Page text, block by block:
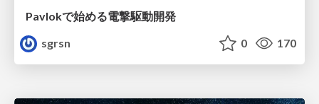
Pavlokで始める電撃駆動開発
sgrsn
0 170